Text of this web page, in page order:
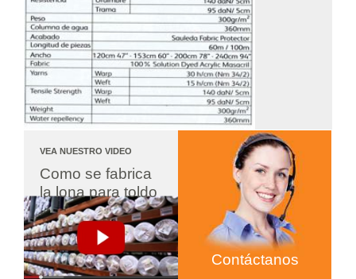
VEA NUESTRO VIDEO
Como se fabrica
la lona para toldo
Contáctanos